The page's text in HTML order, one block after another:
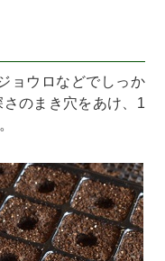
ョウロなどでしっか
のまき穴をあけ、1